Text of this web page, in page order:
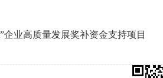
业高质量发展奖补资金支持项目